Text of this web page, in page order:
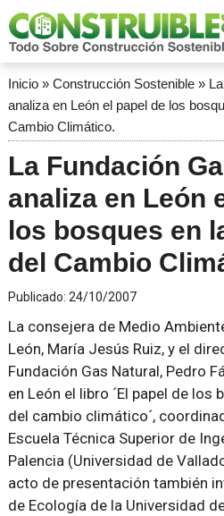
Inicio» Construcción Sostenible»
analiza en León el papel de los
Cambio Climático.
La Fundación
analiza en León
los bosques en
del Cambio
Publicado: 24/10/2007
La consejera de Medio
León, María Jesús Ruiz, y el
Fundación Gas Natural, Pedro
en León el libro ´El papel de
del cambio climático´,
Escuela Técnica Superior de
Palencia (Universidad de
acto de presentación también
de Ecología de la Universidad